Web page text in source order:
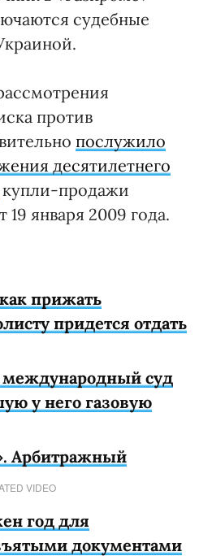
судебные
против
послужило
десятилетнего
купли-продажи
19 января 2009 года.
прижать
придется отдать
международный суд
у него газовую
Арбитражный
VIDEO
год для
документами